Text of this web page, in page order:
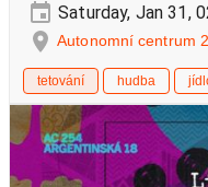
Saturday, Jan 31,
Autonomní centrum
tetování hudba